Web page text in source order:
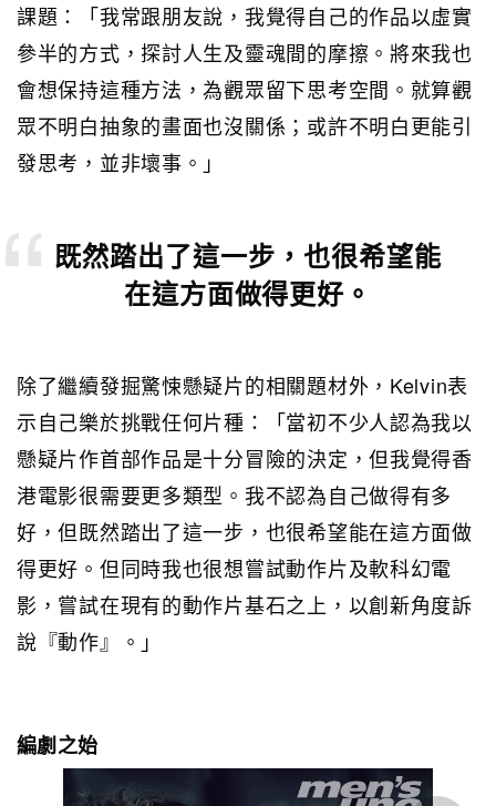
課題：「我常跟朋友說，我覺得自己的作品以虛實
參半的方式，探討人生及靈魂間的摩擦。將來我也
會想保持這種方法，為觀眾留下思考空間。就算觀
眾不明白抽象的畫面也沒關係；或許不明白更能引
發思考，並非壞事。」
既然踏出了這一步，也很希望能
在這方面做得更好。
除了繼續發掘驚悚懸疑片的相關題材外，Kelvin表
示自己樂於挑戰任何片種：「當初不少人認為我以
懸疑片作首部作品是十分冒險的決定，但我覺得香
港電影很需要更多類型。我不認為自己做得有多
好，但既然踏出了這一步，也很希望能在這方面做
得更好。但同時我也很想嘗試動作片及軟科幻電
影，嘗試在現有的動作片基石之上，以創新角度訴
說『動作』。」
編劇之始